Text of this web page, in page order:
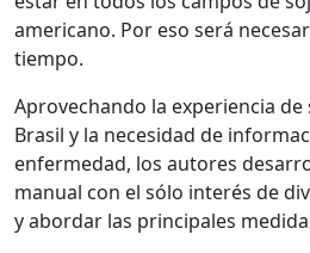
americano. Por eso será
tiempo.
Aprovechando la experiencia
Brasil y la necesidad de
enfermedad, los autores
manual con el sólo interés de
y abordar las principales